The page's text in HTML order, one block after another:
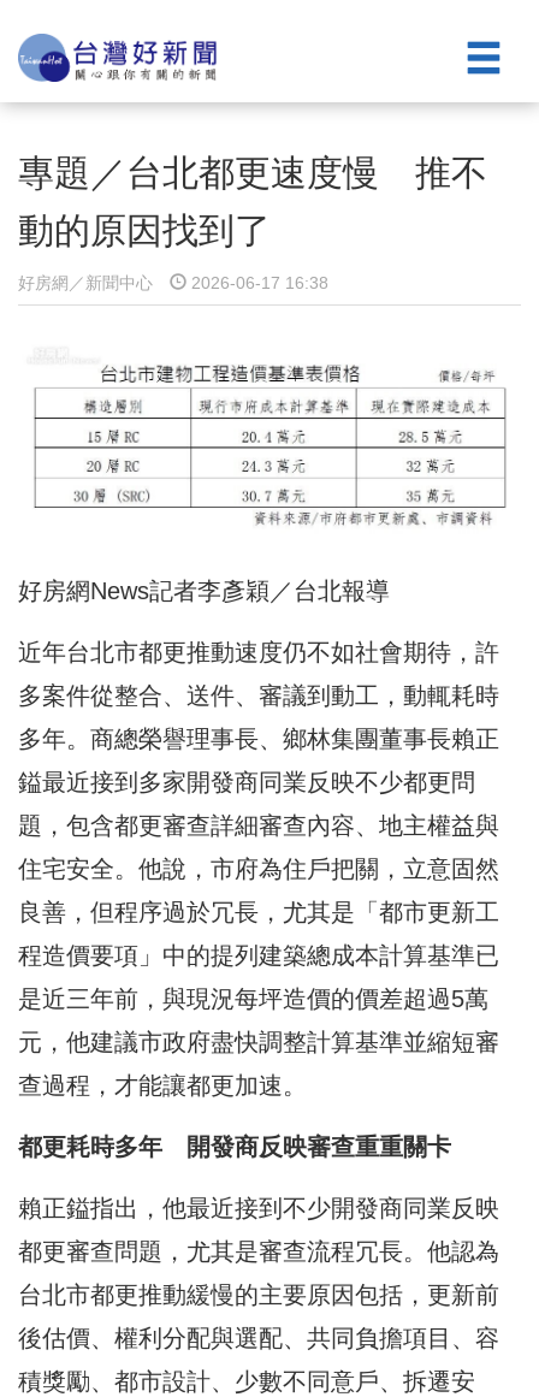
專題／台北都更速度慢 推不
動的原因找到了
好房網／新聞中心 2026-06-17 16:38
好房網News記者李彥穎／台北報導
近年台北市都更推動速度仍不如社會期待，許
多案件從整合、送件、審議到動工，動輒耗時
多年。商總榮譽理事長、鄉林集團董事長賴正
鎰最近接到多家開發商同業反映不少都更問
題，包含都更審查詳細審查內容、地主權益與
住宅安全。他說，市府為住戶把關，立意固然
良善，但程序過於冗長，尤其是「都市更新工
程造價要項」中的提列建築總成本計算基準已
是近三年前，與現況每坪造價的價差超過5萬
元，他建議市政府盡快調整計算基準並縮短審
查過程，才能讓都更加速。
都更耗時多年 開發商反映審查重重關卡
賴正鎰指出，他最近接到不少開發商同業反映
都更審查問題，尤其是審查流程冗長。他認為
台北市都更推動緩慢的主要原因包括，更新前
後估價、權利分配與選配、共同負擔項目、容
積獎勵、都市設計、少數不同意戶、拆遷安